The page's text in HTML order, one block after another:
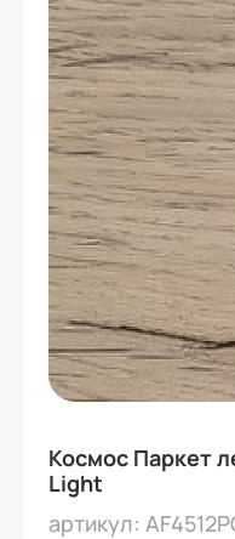
Космос Паркет
Light
артикул: